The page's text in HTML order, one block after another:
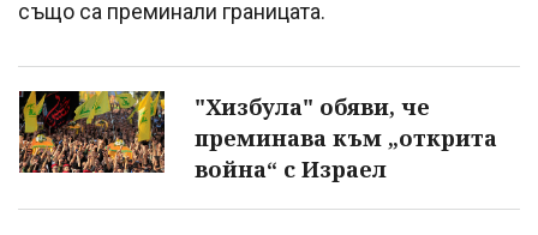
също са преминали границата.
"Хизбула" обяви, че
преминава към „открита
война“ с Израел